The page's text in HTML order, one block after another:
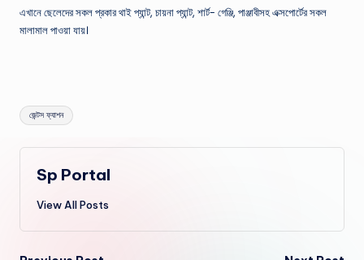
এখানে ছেলেদের সকল প্রকার থাই প্যান্ট, চায়না প্যান্ট, শার্ট- গেঞ্জি, পাঞ্জাবীসহ এক্সপাের্টের সকল
মালামাল পাওয়া যায়।
Tags:
জেন্টস ফ্যাশন
Sp Portal
View All Posts